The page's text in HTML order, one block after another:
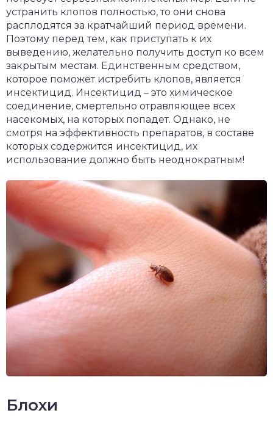
устранить клопов полностью, то они снова
расплодятся за кратчайший период времени.
Поэтому перед тем, как приступать к их
выведению, желательно получить доступ ко всем
закрытым местам. Единственным средством,
которое поможет истребить клопов, является
инсектицид. Инсектицид – это химическое
соединение, смертельно отравляющее всех
насекомых, на которых попадет. Однако, не
смотря на эффективность препаратов, в составе
которых содержится инсектицид, их
использование должно быть неоднократным!
Блохи